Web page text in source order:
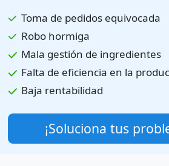
Toma de pedidos equivocada
Robo hormiga
Mala gestión de ingredientes
Falta de eficiencia en la
Baja rentabilidad
¡Soluciona tus